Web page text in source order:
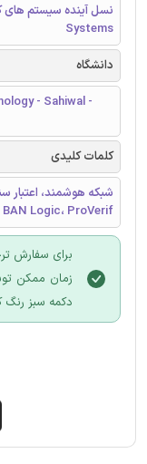
Systems
دانشگاه
- Sahiwal -
کلمات کلیدی
شبکه هوشمند، اعتبار
BAN Logic، ProVerif
برای سفارش
زمان ممکن
دکمه سبز رنگ